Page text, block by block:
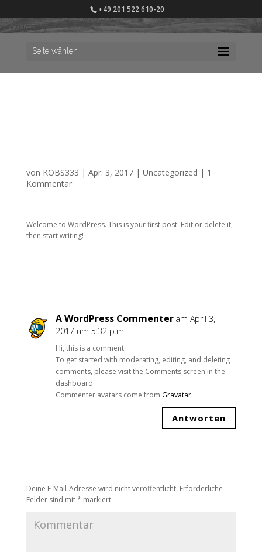
window.dataLayer = window.dataLayer || []; function gtag()
{dataLayer.push(arguments);} gtag('js', new Date()); gtag('config', 'G-
YJYXW4C7ZV');
+49 201 522 610-20
Seite wählen
von KOBS333 | Apr. 3, 2017| Uncategorized | 1
Kommentar
Welcome to WordPress. This is your first post. Edit or delete it,
then start writing!
A WordPress Commenter am April 3,
2017 um 5:32 p.m.
Hi, this is a comment.
To get started with moderating, editing, and deleting
comments, please visit the Comments screen in the
dashboard.
Commenter avatars come from Gravatar.
Antworten
Deine E-Mail-Adresse wird nicht veröffentlicht. Erforderliche
Felder sind mit* markiert